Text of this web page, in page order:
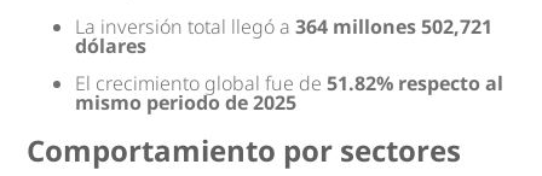
La inversión total llegó a364 millones 502,721
dólares
El crecimiento global fue de51.82% respecto al
mismo periodo de 2025
Comportamiento por sectores